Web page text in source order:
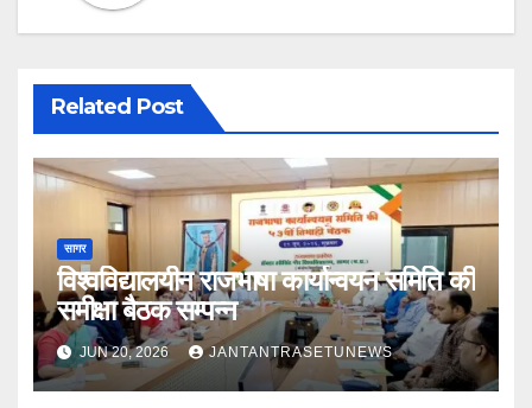
Related Post
सागर
विश्वविद्यालयीन राजभाषा कार्यान्वयन समिति की
समीक्षा बैठक सम्पन्न
JUN 20, 2026 JANTANTRASETUNEWS